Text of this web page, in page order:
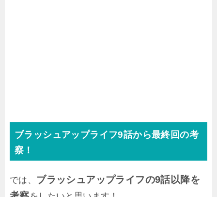
ブラッシュアップライフ9話から最終回の考
察！
では、 ブラッシュアップライフの9話以降を